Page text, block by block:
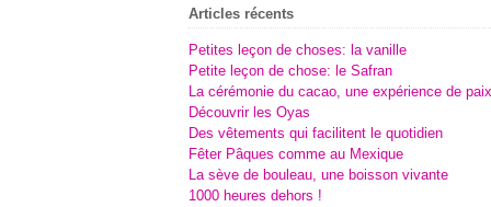
Articles récents
Petites leçon de choses: la vanille
Petite leçon de chose: le Safran
La cérémonie du cacao, une expérience de paix
Découvrir les Oyas
Des vêtements qui facilitent le quotidien
Fêter Pâques comme au Mexique
La sève de bouleau, une boisson vivante
1000 heures dehors !